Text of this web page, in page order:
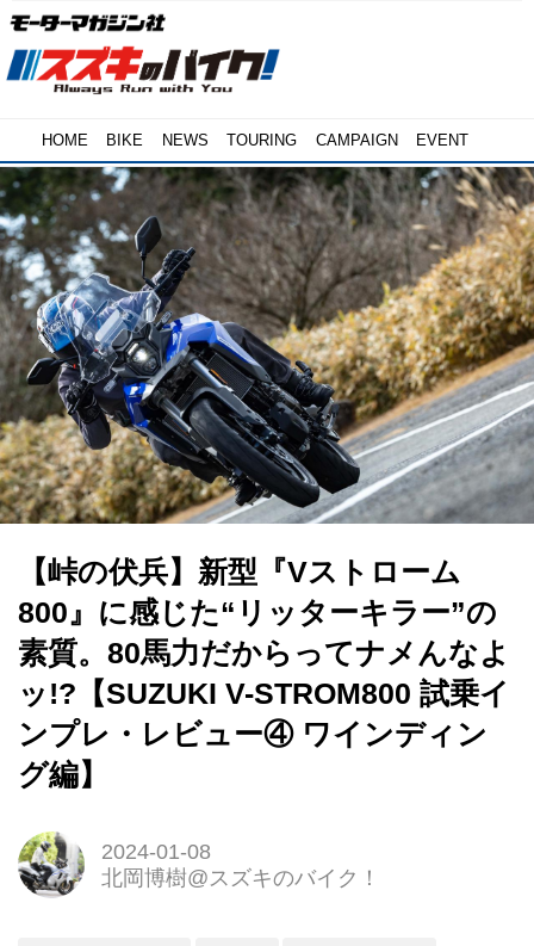
HOME BIKE NEWS TOURING CAMPAIGN EVENT
【峠の伏兵】新型『Vストローム
800』に感じた“リッターキラー”の
素質。80馬力だからってナメんなよ
ッ!?【SUZUKI V-STROM800 試乗イ
ンプレ・レビュー④ ワインディン
グ編】
2024-01-08
北岡博樹@スズキのバイク！